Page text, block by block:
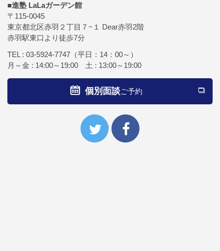
■進塾 LaLaガーデン館
〒115-0045
東京都北区赤羽２丁目７−１ Dear赤羽2階
赤羽駅東口より徒歩7分
TEL : 03-5924-7747 （平日：14：00～）
月～金 : 14:00～19:00 土 : 13:00～19:00
個別面談ご予約